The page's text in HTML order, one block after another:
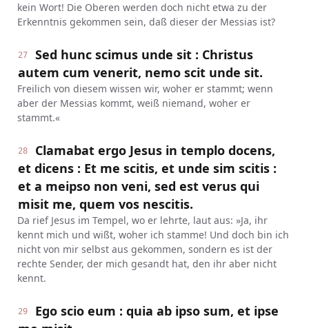
kein Wort! Die Oberen werden doch nicht etwa zu der
Erkenntnis gekommen sein, daß dieser der Messias ist?
27
Sed hunc scimus unde sit : Christus
autem cum venerit, nemo scit unde sit.
Freilich von diesem wissen wir, woher er stammt; wenn
aber der Messias kommt, weiß niemand, woher er
stammt.«
28
Clamabat ergo Jesus in templo docens,
et dicens : Et me scitis, et unde sim scitis :
et a meipso non veni, sed est verus qui
misit me, quem vos nescitis.
Da rief Jesus im Tempel, wo er lehrte, laut aus: »Ja, ihr
kennt mich und wißt, woher ich stamme! Und doch bin ich
nicht von mir selbst aus gekommen, sondern es ist der
rechte Sender, der mich gesandt hat, den ihr aber nicht
kennt.
29
Ego scio eum : quia ab ipso sum, et ipse